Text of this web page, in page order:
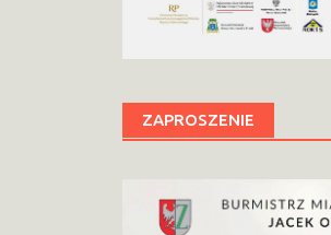
ZAPROSZENIE